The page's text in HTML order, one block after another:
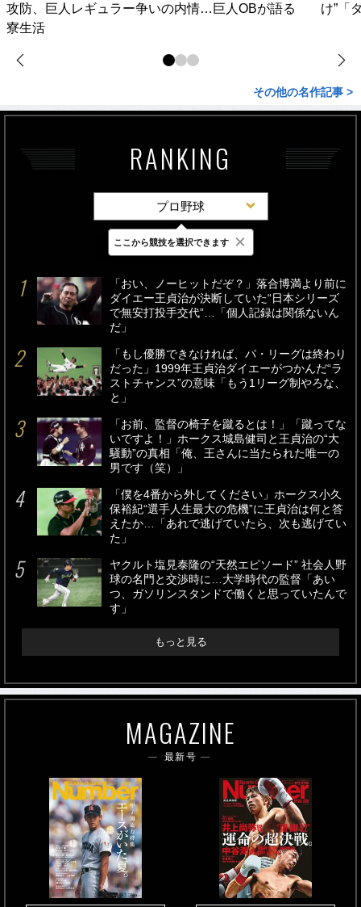
攻防、巨人レギュラー争いの内情…巨人OBが語る
寮生活
け”「
その他の名作記事 >
RANKING
プロ野球
最新 24時間 週間
「おい、ノーヒットだぞ？」落合博満より前に
ダイエー王貞治が決断していた“日本シリーズ
で無安打投手交代”…「個人記録は関係ないん
だ」
「もし優勝できなければ、パ・リーグは終わり
だった」1999年王貞治ダイエーがつかんだ“ラ
ストチャンス”の意味「もう1リーグ制やろな、
と」
「お前、監督の椅子を蹴るとは！」「蹴ってな
いですよ！」ホークス城島健司と王貞治の“大
騒動”の真相「俺、王さんに当たられた唯一の
男です（笑）」
「僕を4番から外してください」ホークス小久
保裕紀“選手人生最大の危機”に王貞治は何と答
えたか…「あれで逃げていたら、次も逃げてい
た」
ヤクルト塩見泰隆の“天然エピソード” 社会人野
球の名門と交渉時に…大学時代の監督「あい
つ、ガソリンスタンドで働くと思っていたんで
す」
もっと見る
MAGAZINE
最新号
ここから競技を選択できます ×